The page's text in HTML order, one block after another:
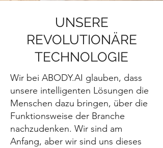
UNSERE
REVOLUTIONÄRE
TECHNOLOGIE
Wir bei ABODY.AI glauben, dass
unsere intelligenten Lösungen die
Menschen dazu bringen, über die
Funktionsweise der Branche
nachzudenken. Wir sind am
Anfang, aber wir sind uns dieses